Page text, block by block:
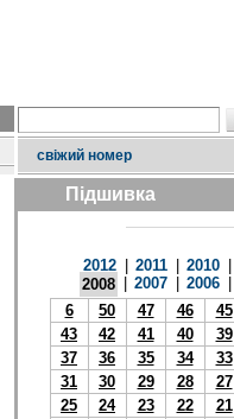
свіжий номер
Підшивка
2012 2011 2010
2008
2007 2006
6
50 47 46 45
43
42 41 40 39
37
36 35 34 33
31
30 29 28 27
25
24 23 22 21